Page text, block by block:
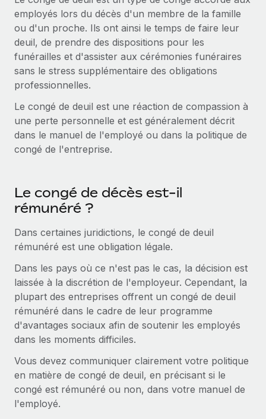
Gestion des freelances
Intégrez et gérez vos freelances partout dans le monde
PEO
Sous-traitez les opérations complexes liées à l’emploi
INFRASTRUCTURE
Intégration Remote
Intégrez vos RH aux flux de travail en toute simplicité
Connecter Nouveau
notre MCP
Rationalisez vos processus avec des outils essentiels
SERVICES
Demandez aux experts
l’international et la conformité
Contrôles d’antécédents
Simplifiez vos processus de présélection des
Comparer Remote
Examinez notre service par rapport aux autres
CROISSANCE
Start-ups
paie des entreprises en pleine croissance
Entreprises intermédiaires
Développez vos équipes avec des solutions RH sur
Entreprise
Les RH à l’international pour les grandes entreprises
TRAVAILLONS ENSEMBLE
Intégrez les RH à l’international de manière flexible
Devenir partenaire
Explorez avec nous vos opportunités de partenariat
Remote Build
Bientôt disponible
l’IA
ÉTUDES DE CAS
pays
Calculateur de paiement des freelances
Découvrez les devises disponibles et les vitesses de
paiement pour vos freelances internationaux
APPRENDRE AVEC REMOTE
Recherche et guides
Études de cas
Checklists et modèles
Webinaires
Événements
Salle de presse
Données sur les salaires et les talents
Centre de ressources
Obtenir de l’aide
Voir toutes les ressources
Nederlands
Français
Deutsch
Español
Italiano
日本語
中文（简体）
Connexion
employés lors du décès d'un membre de la famille
ou d'un proche. Ils ont ainsi le temps de faire leur
deuil, de prendre des dispositions pour les
funérailles et d'assister aux cérémonies funéraires
sans le stress supplémentaire des obligations
professionnelles.
Le congé de deuil est une réaction de compassion à
une perte personnelle et est généralement décrit
dans le manuel de l'employé ou dans la politique de
congé de l'entreprise.
Le congé de décès est-il
rémunéré ?
Dans certaines juridictions, le congé de deuil
rémunéré est une obligation légale.
Dans les pays où ce n'est pas le cas, la décision est
laissée à la discrétion de l'employeur. Cependant, la
plupart des entreprises offrent un congé de deuil
rémunéré dans le cadre de leur programme
d'avantages sociaux afin de soutenir les employés
dans les moments difficiles.
Vous devez communiquer clairement votre politique
en matière de congé de deuil, en précisant si le
congé est rémunéré ou non, dans votre manuel de
l'employé.